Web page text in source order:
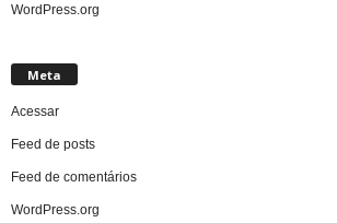
WordPress.org
Meta
Acessar
Feed de posts
Feed de comentários
WordPress.org